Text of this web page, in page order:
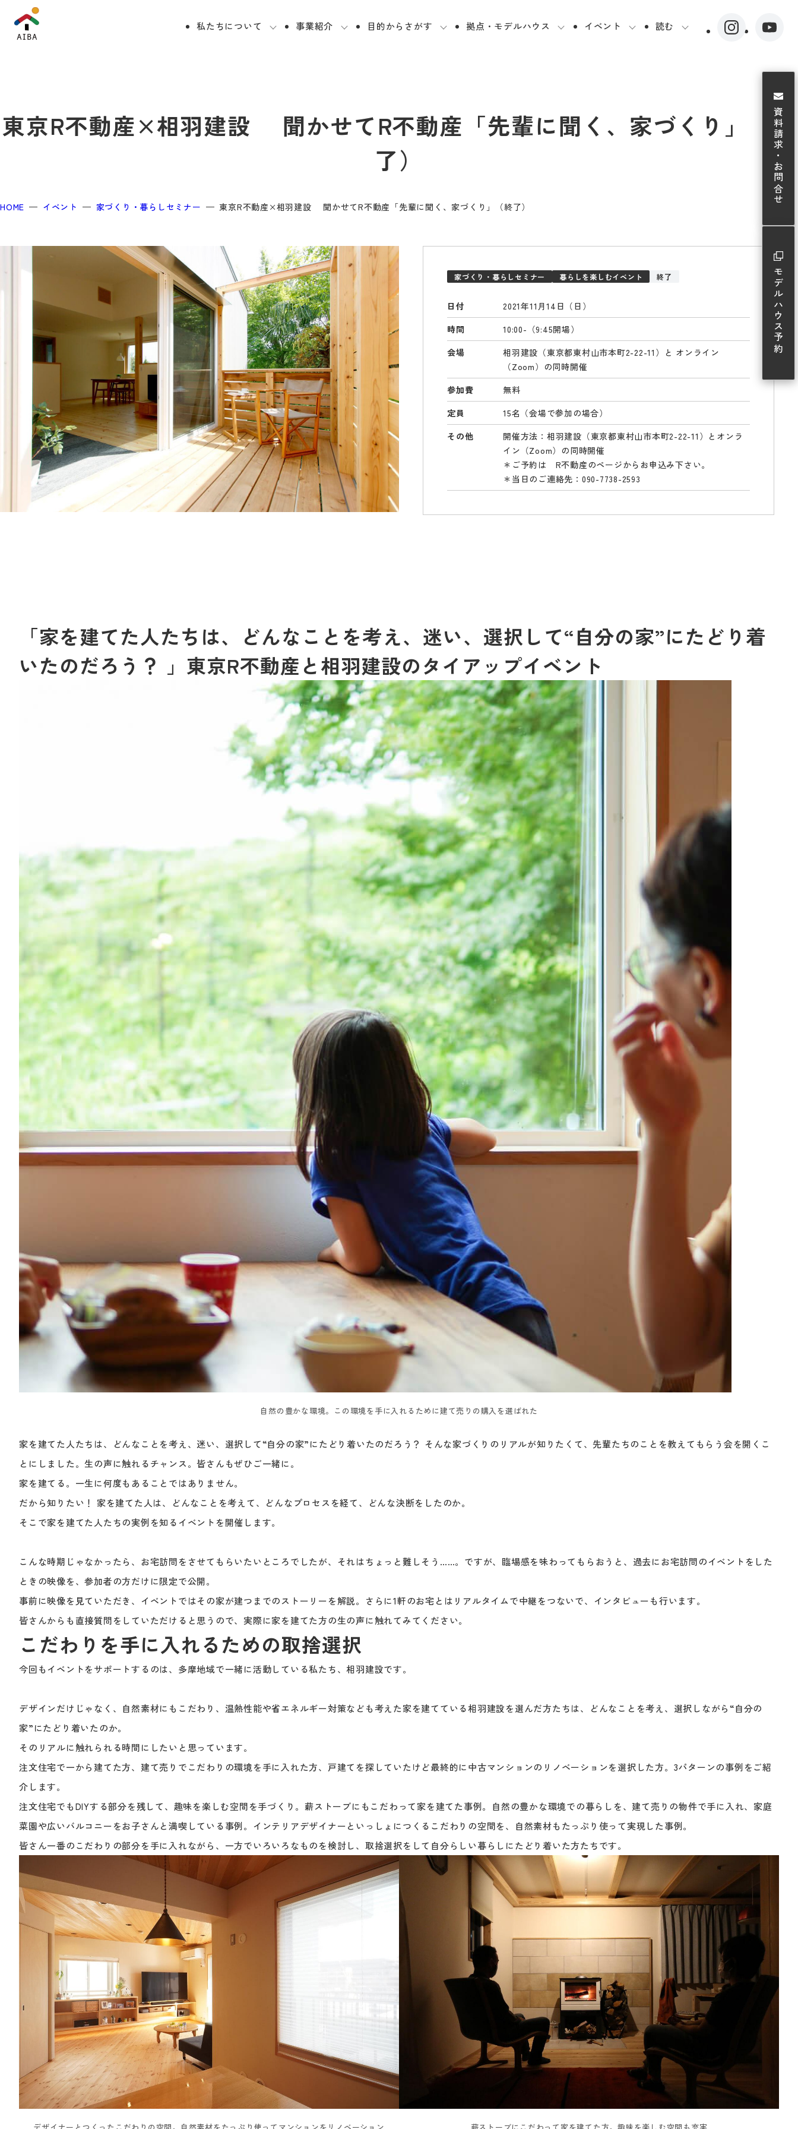
私たちについて 事業紹介 目的からさがす 拠点・モデルハウス イベント 読む
東京R不動産×相羽建設 聞かせてR不動産「先輩に聞く、家づくり」（終
了）
HOME イベント 家づくり・暮らしセミナー 東京R不動産×相羽建設 聞かせてR不動産「先輩に聞く、家づくり」（終了）
家づくり・暮らしセミナー 暮らしを楽しむイベント 終了
日付
2021年11月14日（日）
時間
10:00-（9:45開場）
会場
相羽建設（東京都東村山市本町2-22-11）と オンライン
（Zoom）の同時開催
参加費
無料
定員
15名（会場で参加の場合）
その他
開催方法：相羽建設（東京都東村山市本町2-22-11）とオンラ
イン（Zoom）の同時開催
＊ご予約は R不動産のページからお申込み下さい。
＊当日のご連絡先：090-7738-2593
「家を建てた人たちは、どんなことを考え、迷い、選択して“自分の家”にたどり着
いたのだろう？ 」東京R不動産と相羽建設のタイアップイベント
自然の豊かな環境。この環境を手に入れるために建て売りの購入を選ばれた
家を建てた人たちは、どんなことを考え、迷い、選択して“自分の家”にたどり着いたのだろう？ そんな家づくりのリアルが知りたくて、先輩たちのことを教えてもらう会を開くこ
とにしました。生の声に触れるチャンス。皆さんもぜひご一緒に。
家を建てる。一生に何度もあることではありません。
だから知りたい！ 家を建てた人は、どんなことを考えて、どんなプロセスを経て、どんな決断をしたのか。
そこで家を建てた人たちの実例を知るイベントを開催します。
こんな時期じゃなかったら、お宅訪問をさせてもらいたいところでしたが、それはちょっと難しそう……。ですが、臨場感を味わってもらおうと、過去にお宅訪問のイベントをした
ときの映像を、参加者の方だけに限定で公開。
事前に映像を見ていただき、イベントではその家が建つまでのストーリーを解説。さらに1軒のお宅とはリアルタイムで中継をつないで、インタビューも行います。
皆さんからも直接質問をしていただけると思うので、実際に家を建てた方の生の声に触れてみてください。
こだわりを手に入れるための取捨選択
今回もイベントをサポートするのは、多摩地域で一緒に活動している私たち、相羽建設です。
デザインだけじゃなく、自然素材にもこだわり、温熱性能や省エネルギー対策なども考えた家を建てている相羽建設を選んだ方たちは、どんなことを考え、選択しながら“自分の
家”にたどり着いたのか。
そのリアルに触れられる時間にしたいと思っています。
注文住宅で一から建てた方、建て売りでこだわりの環境を手に入れた方、戸建てを探していたけど最終的に中古マンションのリノベーションを選択した方。3パターンの事例をご紹
介します。
注文住宅でもDIYする部分を残して、趣味を楽しむ空間を手づくり。薪ストーブにもこだわって家を建てた事例。自然の豊かな環境での暮らしを、建て売りの物件で手に入れ、家庭
菜園や広いバルコニーをお子さんと満喫している事例。インテリアデザイナーといっしょにつくるこだわりの空間を、自然素材もたっぷり使って実現した事例。
皆さん一番のこだわりの部分を手に入れながら、一方でいろいろなものを検討し、取捨選択をして自分らしい暮らしにたどり着いた方たちです。
デザイナーとつくったこだわりの空間。自然素材をたっぷり使ってマンションをリノベーション 薪ストーブにこだわって家を建てた方。趣味を楽しむ空間も充実
資料請求・お問合せ
モデルハウス予約